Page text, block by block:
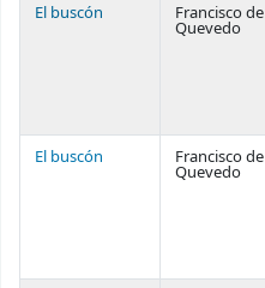
El buscón Francisco de
Quevedo
El buscón Francisco de
Quevedo